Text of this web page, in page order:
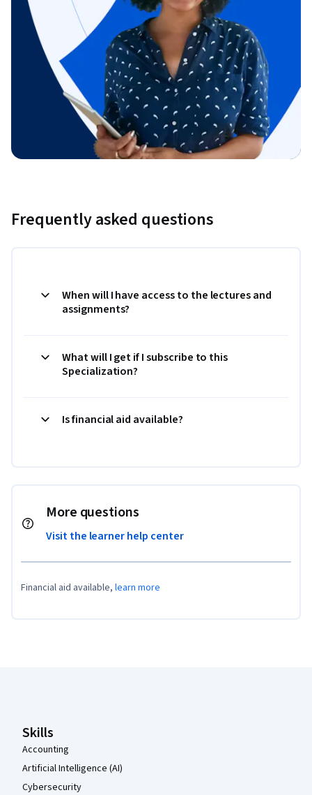
Frequently asked questions
When will I have access to the lectures and
assignments?
What will I get if I subscribe to this
Specialization?
Is financial aid available?
More questions
Visit the learner help center
Financial aid available, learn more
Skills
Accounting
Artificial Intelligence (AI)
Cybersecurity